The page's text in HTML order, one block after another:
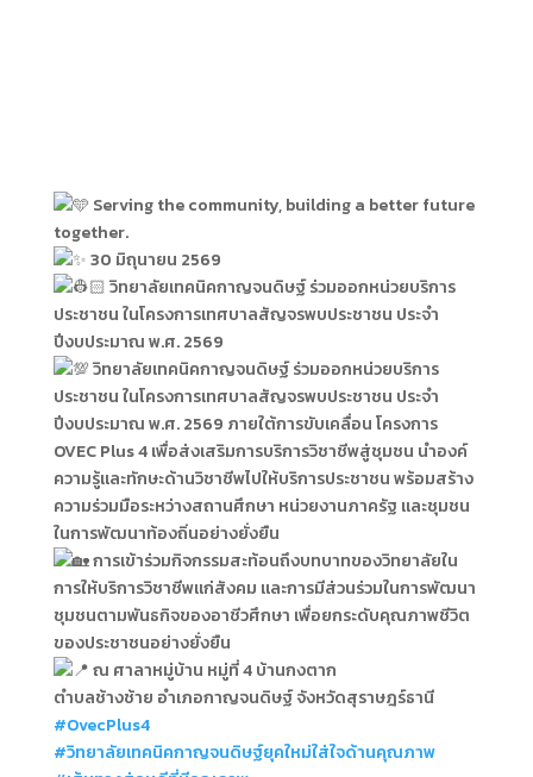
Serving the community, building a better future
together.
30 มิถุนายน 2569
วิทยาลัยเทคนิคกาญจนดิษฐ์ ร่วมออกหน่วยบริการ
ประชาชน ในโครงการเทศบาลสัญจรพบประชาชน ประจำ
ปีงบประมาณ พ.ศ. 2569
วิทยาลัยเทคนิคกาญจนดิษฐ์ ร่วมออกหน่วยบริการ
ประชาชน ในโครงการเทศบาลสัญจรพบประชาชน ประจำ
ปีงบประมาณ พ.ศ. 2569 ภายใต้การขับเคลื่อน โครงการ
OVEC Plus 4 เพื่อส่งเสริมการบริการวิชาชีพสู่ชุมชน นำองค์
ความรู้และทักษะด้านวิชาชีพไปให้บริการประชาชน พร้อมสร้าง
ความร่วมมือระหว่างสถานศึกษา หน่วยงานภาครัฐ และชุมชน
ในการพัฒนาท้องถิ่นอย่างยั่งยืน
การเข้าร่วมกิจกรรมสะท้อนถึงบทบาทของวิทยาลัยใน
การให้บริการวิชาชีพแก่สังคม และการมีส่วนร่วมในการพัฒนา
ชุมชนตามพันธกิจของอาชีวศึกษา เพื่อยกระดับคุณภาพชีวิต
ของประชาชนอย่างยั่งยืน
ณ ศาลาหมู่บ้าน หมู่ที่ 4 บ้านกงตาก
ตำบลช้างช้าย อำเภอกาญจนดิษฐ์ จังหวัดสุราษฎร์ธานี
#OvecPlus4
#วิทยาลัยเทคนิคกาญจนดิษฐ์ยุคใหม่ใส่ใจด้านคุณภาพ